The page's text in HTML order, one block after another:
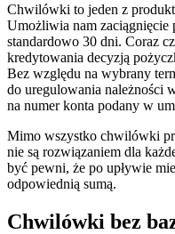
Chwilówki to jeden z
Umożliwia nam
standardowo 30 dni. Coraz
kredytowania decyzją
Bez względu na wybrany
do uregulowania należności
na numer konta podany w
Mimo wszystko chwilówki
nie są rozwiązaniem dla
być pewni, że po upływie
odpowiednią sumą.
Chwilówki bez